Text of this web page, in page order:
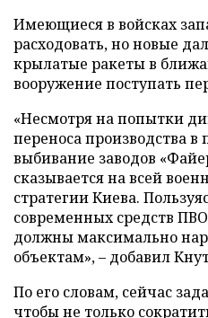
Имеющиеся в войсках
расходовать, но новые
крылатые ракеты в
вооружение поступать
«Несмотря на попытки
переноса производства
выбивание заводов
сказывается на всей
стратегии Киева.
современных средств
должны максимально
объектам», – добавил
По его словам, сейчас
чтобы не только